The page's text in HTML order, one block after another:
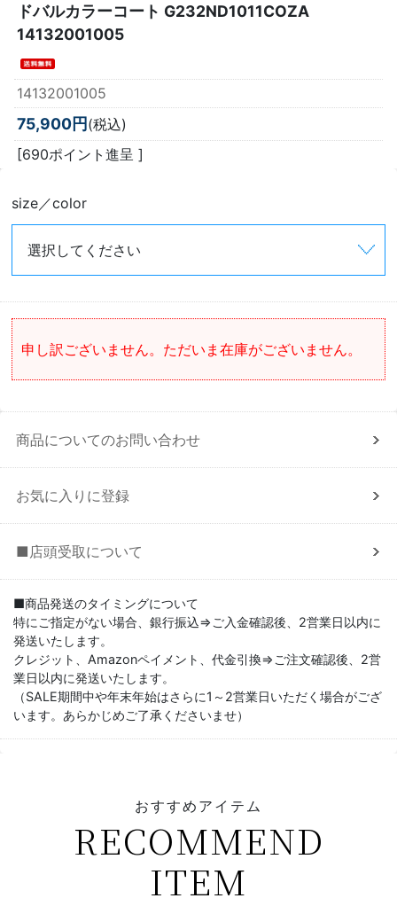
ドバルカラーコート G232ND1011COZA
14132001005
14132001005
75,900円 (税込)
[690ポイント進呈 ]
size／color
申し訳ございません。ただいま在庫がございません。
商品についてのお問い合わせ
お気に入りに登録
■店頭受取について
■商品発送のタイミングについて
特にご指定がない場合、銀行振込⇒ご入金確認後、2営業日以内に
発送いたします。
クレジット、Amazonペイメント、代金引換⇒ご注文確認後、2営
業日以内に発送いたします。
（SALE期間中や年末年始はさらに1～2営業日いただく場合がござ
います。あらかじめご了承くださいませ）
おすすめアイテム
RECOMMEND
ITEM